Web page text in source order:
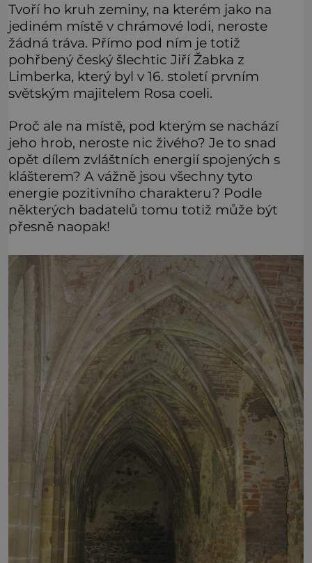
Tvoří ho kruh zeminy, na kterém jako na
jediném místě v chrámové lodi, neroste
žádná tráva. Přímo pod ním je totiž
pohřbený český šlechtic Jiří Žabka z
Limberka, který byl v 16. století prvním
světským majitelem Rosa coeli.
Proč ale na místě, pod kterým se nachází
jeho hrob, neroste nic živého? Je to snad
opět dílem zvláštních energií spojených s
klášterem? A vážně jsou všechny tyto
energie pozitivního charakteru? Podle
některých badatelů tomu totiž může být
přesně naopak!